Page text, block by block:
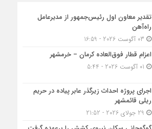
تقدیر معاون اول رئیس‌جمهور از مدیرعامل
راه‌آهن
اعزام قطار فوق‌العاده کرمان – خرمشهر
اجرای پروژه احداث زیرگذر عابر پیاده در حریم
ریلی قائمشهر